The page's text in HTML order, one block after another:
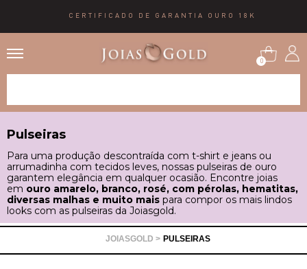
CERTIFICADO DE GARANTIA OURO 18K
0
Pulseiras
Para uma produção descontraída com t-shirt e jeans ou
arrumadinha com tecidos leves, nossas pulseiras de ouro
garantem elegância em qualquer ocasião. Encontre joias
em ouro amarelo, branco, rosé, com pérolas, hematitas,
diversas malhas e muito mais para compor os mais lindos
looks com as pulseiras da Joiasgold.
PULSEIRAS
Anéis
Brincos
Correntes